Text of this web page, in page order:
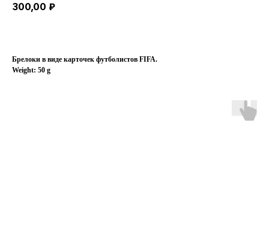
300,00 ₽
Брелоки в виде карточек футболистов FIFA.
Weight: 50 g